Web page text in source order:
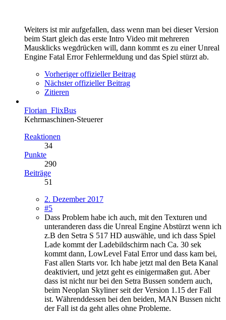
Weiters ist mir aufgefallen, dass wenn man bei dieser Version
beim Start gleich das erste Intro Video mit mehreren
Mausklicks wegdrücken will, dann kommt es zu einer Unreal
Engine Fatal Error Fehlermeldung und das Spiel stürzt ab.
Vorheriger offizieller Beitrag
Nächster offizieller Beitrag
Zitieren
Florian_FlixBus
Kehrmaschinen-Steuerer
Reaktionen
34
Punkte
290
Beiträge
51
2. Dezember 2017
#5
Dass Problem habe ich auch, mit den Texturen und
unteranderen dass die Unreal Engine Abstürzt wenn ich
z.B den Setra S 517 HD auswähle, und ich dass Spiel
Lade kommt der Ladebildschirm nach Ca. 30 sek
kommt dann, LowLevel Fatal Error und dass kam bei,
Fast allen Starts vor. Ich habe jetzt mal den Beta Kanal
deaktiviert, und jetzt geht es einigermaßen gut. Aber
dass ist nicht nur bei den Setra Bussen sondern auch,
beim Neoplan Skyliner seit der Version 1.15 der Fall
ist. Währenddessen bei den beiden, MAN Bussen nicht
der Fall ist da geht alles ohne Probleme.